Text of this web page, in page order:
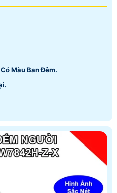
Màu Ban Ðêm.